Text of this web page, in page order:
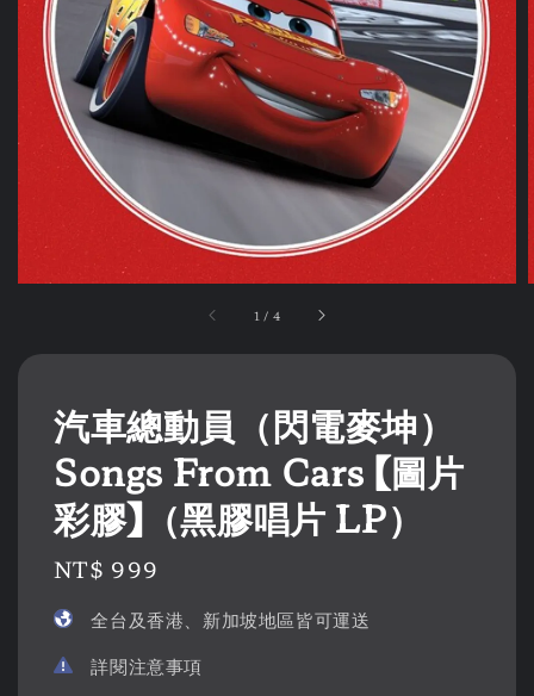
1 / 4
汽車總動員（閃電麥坤）
Songs From Cars 【圖片
彩膠】（黑膠唱片 LP）
Regular
NT$ 999
全台及香港、新加坡地區皆可運送
詳閱注意事項